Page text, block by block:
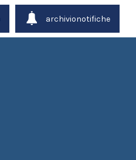
archivionotifiche